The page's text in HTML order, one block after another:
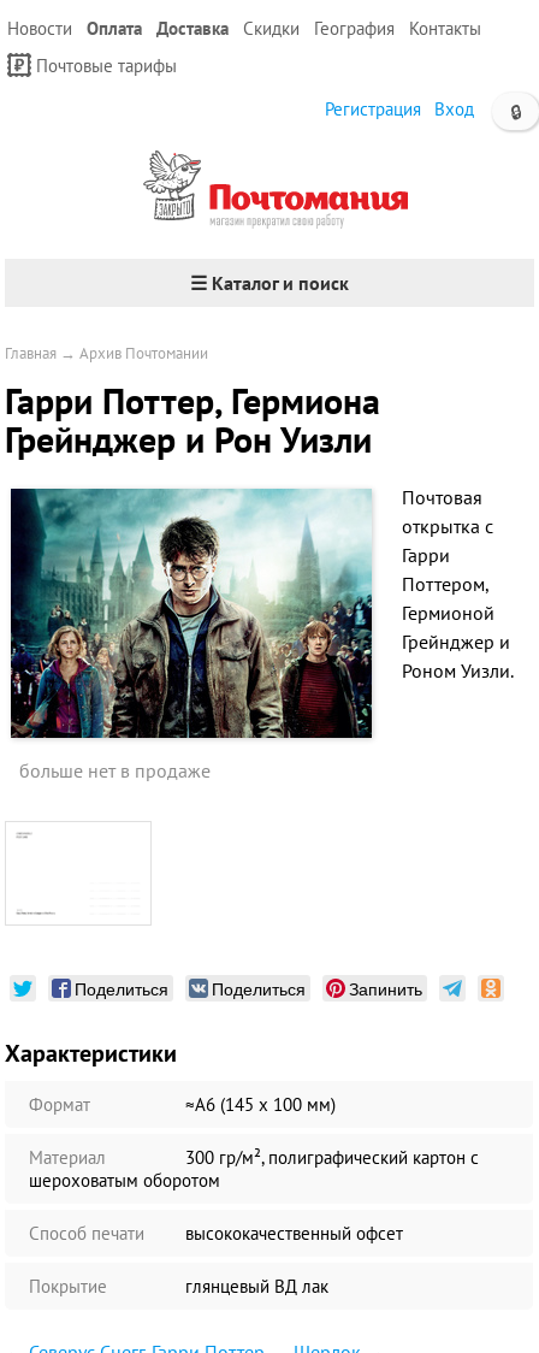
Новости Оплата Доставка Скидки География
Контакты
Почтовые тарифы
🔒
Регистрация Вход
☰ Каталог и поиск
Главная →Архив Почтомании
Гарри Поттер, Гермиона
Грейнджер и Рон Уизли
Почтовая
открытка с
Гарри
Поттером,
Гермионой
Грейнджер и
Роном Уизли.
больше нет в продаже
Поделиться Поделиться Запинить
Характеристики
Формат ≈А6 (145 х 100 мм)
Материал
300 гр/м², полиграфический картон с
шероховатым оборотом
Способ печати высококачественный офсет
Покрытие глянцевый ВД лак